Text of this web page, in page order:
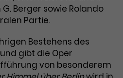
wiedererkannt werden,
Zugang zu
Bereichen gewährt.
wird von Google
installiert. Das Cookie
um
, Sitzungs- und
alle Scripte, die es uns
analysieren und
Außerdem helfen sie
und Inhalte besser auf
Nutzer abzustimmen.
Berger sowie Rolando
Partie.
Bestehens des
gibt die Oper
von besonderem